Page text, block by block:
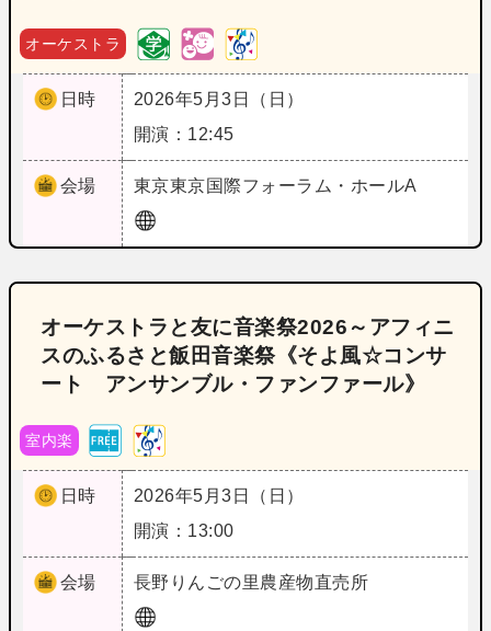
オーケストラ
日時
2026年5月3日（日）
開演：12:45
会場 東京東京国際フォーラム・ホールA
オーケストラと友に音楽祭2026～アフィニ
スのふるさと飯田音楽祭《そよ風☆コンサ
ート アンサンブル・ファンファール》
室内楽
日時
2026年5月3日（日）
開演：13:00
会場 長野 りんごの里農産物直売所